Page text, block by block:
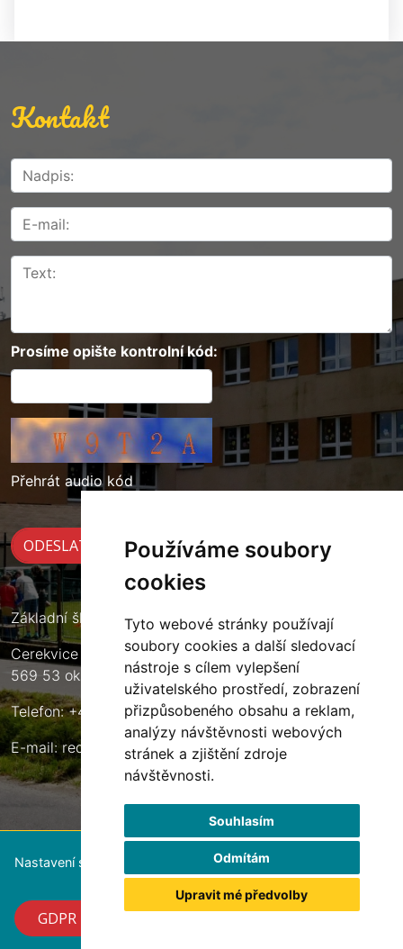
Používáme soubory
cookies
Tyto webové stránky používají
soubory cookies a další sledovací
nástroje s cílem vylepšení
uživatelského prostředí, zobrazení
přizpůsobeného obsahu a reklam,
analýzy návštěvnosti webových
stránek a zjištění zdroje
návštěvnosti.
Souhlasím
Odmítám
Upravit mé předvolby
Kontakt
Prosíme opište kontrolní kód:
Přehrát audio kód
Základní škola Cerekvice nad Loučnou
Cerekvice nad Loučnou 135
569 53 okres Svitavy
Telefon: +420 461 633 140
E-mail:reditel@zscerekvice.cz
Nastavení souborů cookie
GDPR